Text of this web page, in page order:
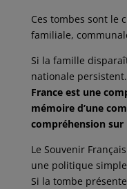
Ces tombes sont le
familiale,
Si la famille
nationale persistent.
France est une
mémoire d’une
compréhension
Le Souvenir
une politique
Si la tombe